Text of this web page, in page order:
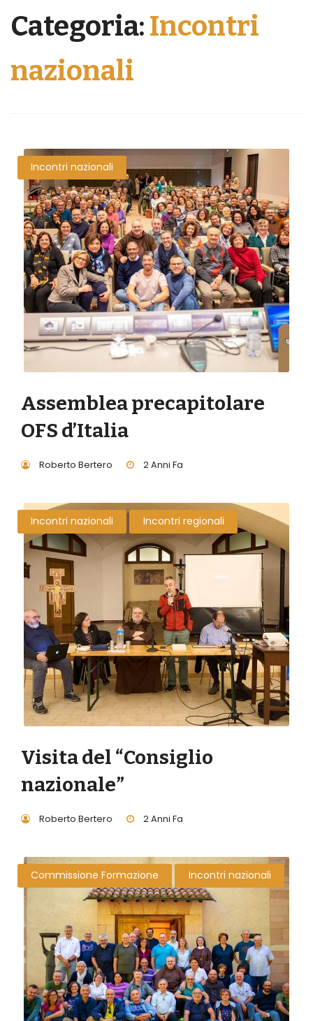
Categoria:Incontri
nazionali
Incontri nazionali
Assemblea precapitolare
OFS d’Italia
Roberto Bertero 2 Anni Fa
Incontri nazionali Incontri regionali
Visita del “Consiglio
nazionale”
Roberto Bertero 2 Anni Fa
Commissione Formazione Incontri nazionali